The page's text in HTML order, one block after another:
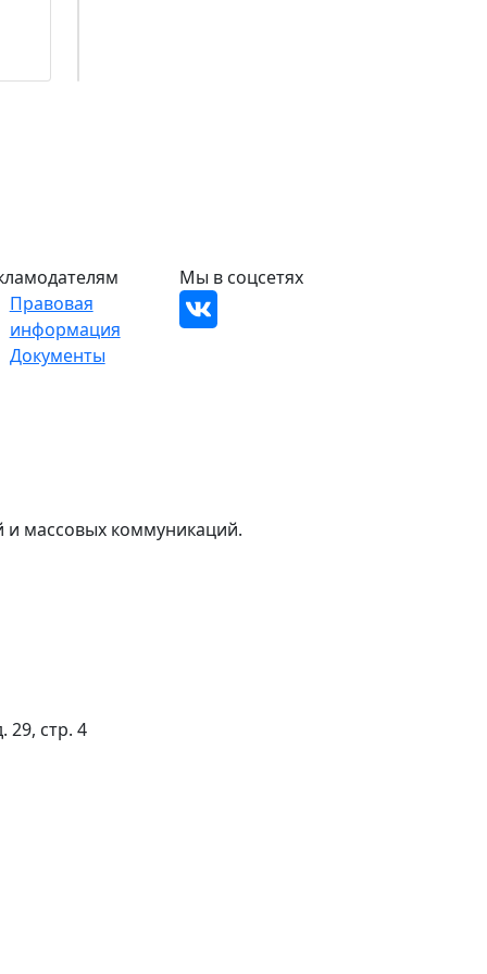
Правовая
информация
Документы
Мы в соцсетях
и массовых коммуникаций.
29, стр. 4